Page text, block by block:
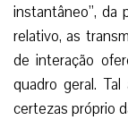
instantâneo”, da
relativo, as
de interação
quadro geral.
certezas próprio